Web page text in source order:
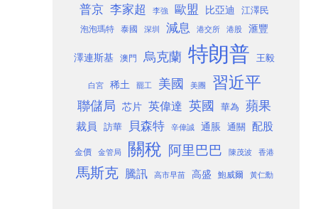
普京 李家超 李強 歐盟 比亞迪 江澤民
泡泡瑪特 泰國 深圳 減息 港交所 港股 滙豐
澤連斯基 澳門 烏克蘭 特朗普 王毅
白宮 稀土 罷工 美國 美團 習近平
聯儲局 芯片 英偉達 英國 華為 蘋果
裁員 訪華 貝森特 辛偉誠 通脹 通關 配股
金價 金管局 關稅 阿里巴巴 陳茂波 香港
馬斯克 騰訊 高市早苗 高盛 鮑威爾 黃仁勳